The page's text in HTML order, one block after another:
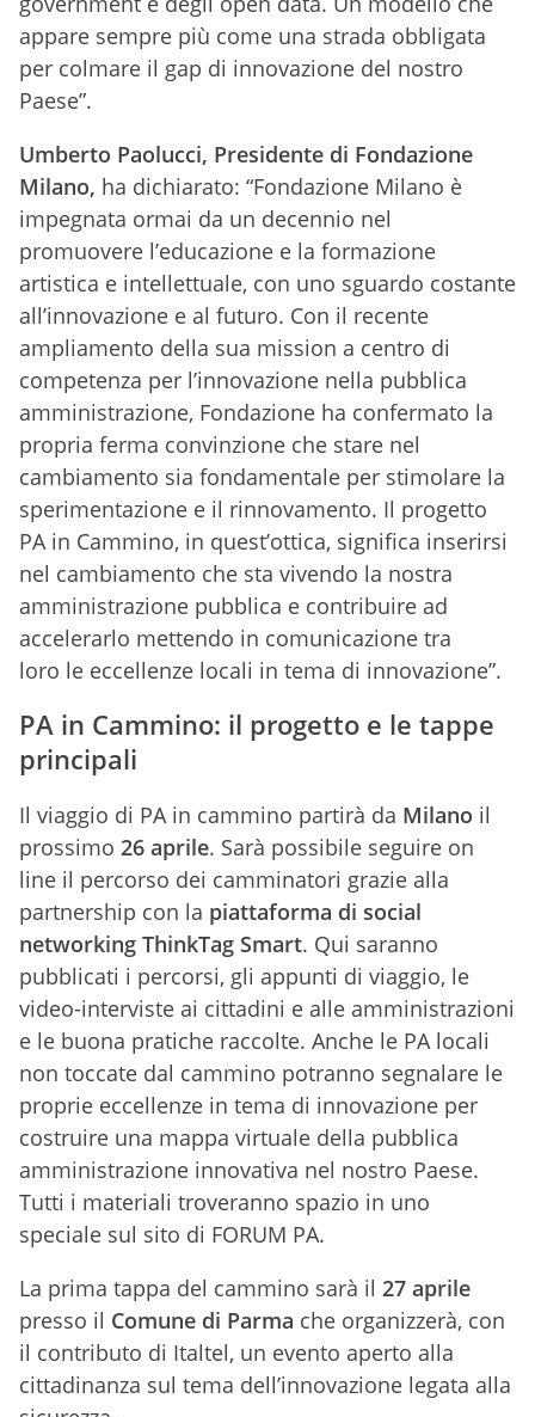
appare sempre più come una strada obbligata
per colmare il gap di innovazione del nostro
Paese”.
Umberto Paolucci, Presidente di Fondazione
Milano, ha dichiarato: “Fondazione Milano è
impegnata ormai da un decennio nel
promuovere l’educazione e la formazione
artistica e intellettuale, con uno sguardo costante
all’innovazione e al futuro. Con il recente
ampliamento della sua mission a centro di
competenza per l’innovazione nella pubblica
amministrazione, Fondazione ha confermato la
propria ferma convinzione che stare nel
cambiamento sia fondamentale per stimolare la
sperimentazione e il rinnovamento. Il progetto
PA in Cammino, in quest’ottica, significa inserirsi
nel cambiamento che sta vivendo la nostra
amministrazione pubblica e contribuire ad
accelerarlo mettendo in comunicazione tra
loro le eccellenze locali in tema di innovazione”.
PA in Cammino: il progetto e le tappe
principali
Il viaggio di PA in cammino partirà da Milano il
prossimo 26 aprile. Sarà possibile seguire on
line il percorso dei camminatori grazie alla
partnership con la piattaforma di social
networking ThinkTag Smart. Qui saranno
pubblicati i percorsi, gli appunti di viaggio, le
video-interviste ai cittadini e alle amministrazioni
e le buona pratiche raccolte. Anche le PA locali
non toccate dal cammino potranno segnalare le
proprie eccellenze in tema di innovazione per
costruire una mappa virtuale della pubblica
amministrazione innovativa nel nostro Paese.
Tutti i materiali troveranno spazio in uno
speciale sul sito di FORUM PA.
La prima tappa del cammino sarà il 27 aprile
presso il Comune di Parma che organizzerà, con
il contributo di Italtel, un evento aperto alla
cittadinanza sul tema dell’innovazione legata alla